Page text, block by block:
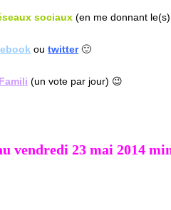
sociaux (en me donnant
ou twitter🙂
Famili (un vote par jour) 😉
vendredi 23 mai 2014